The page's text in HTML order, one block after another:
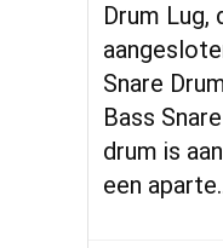
Drum Lug,
Snare
Bass
drum is
een